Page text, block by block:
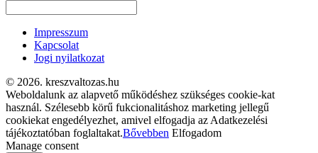
Impresszum
Kapcsolat
Jogi nyilatkozat
© 2026. kreszvaltozas.hu
Weboldalunk az alapvető működéshez szükséges cookie-kat
használ. Szélesebb körű fukcionalitáshoz marketing jellegű
cookiekat engedélyezhet, amivel elfogadja az Adatkezelési
tájékoztatóban foglaltakat.Bővebben Elfogadom
Manage consent